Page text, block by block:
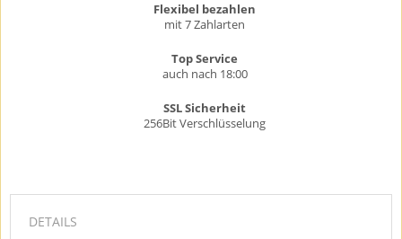
Flexibel bezahlen
mit 7 Zahlarten
Top Service
auch nach 18:00
SSL Sicherheit
256Bit Verschlüsselung
DETAILS